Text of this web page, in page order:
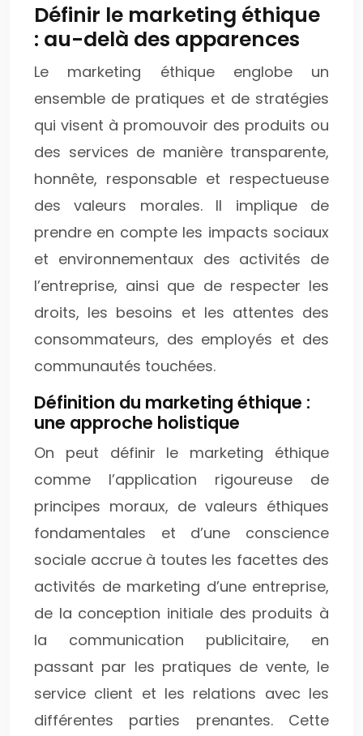
Définir le marketing éthique
: au-delà des apparences
Le marketing éthique englobe un
ensemble de pratiques et de stratégies
qui visent à promouvoir des produits ou
des services de manière transparente,
honnête, responsable et respectueuse
des valeurs morales. Il implique de
prendre en compte les impacts sociaux
et environnementaux des activités de
l’entreprise, ainsi que de respecter les
droits, les besoins et les attentes des
consommateurs, des employés et des
communautés touchées.
Définition du marketing éthique :
une approche holistique
On peut définir le marketing éthique
comme l’application rigoureuse de
principes moraux, de valeurs éthiques
fondamentales et d’une conscience
sociale accrue à toutes les facettes des
activités de marketing d’une entreprise,
de la conception initiale des produits à
la communication publicitaire, en
passant par les pratiques de vente, le
service client et les relations avec les
différentes parties prenantes. Cette